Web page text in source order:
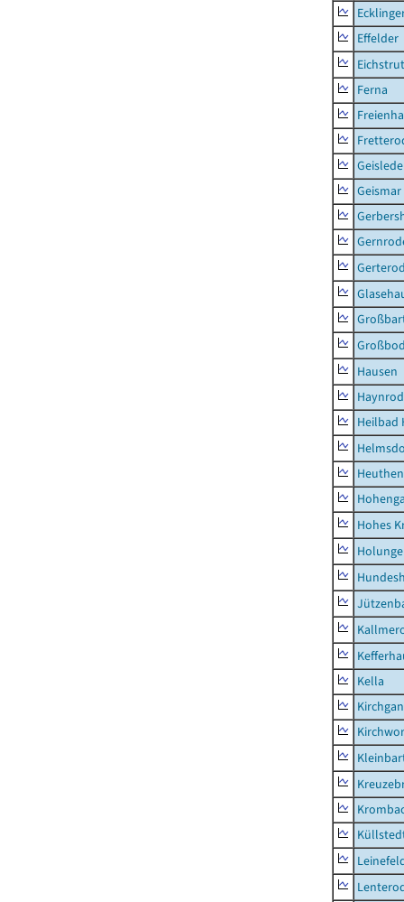
Effelder
Ferna
Geismar
Hausen
Heilbad
Heuthen
Hohes
Kella